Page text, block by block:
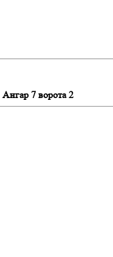
Ангар 7 ворота 2